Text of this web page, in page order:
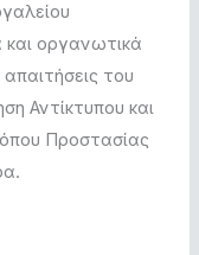
οργανωτικά
του
Αντίκτυπου και
Προστασίας